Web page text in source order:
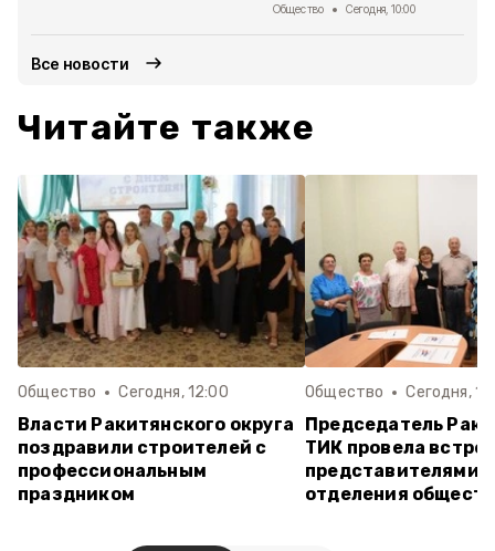
Общество Сегодня, 10:00
Все новости
Читайте также
Общество Сегодня, 12:00
Власти Ракитянского округа
поздравили строителей с
профессиональным
праздником
Общество Сегодня,
Председатель
ТИК провела
представителями
отделения